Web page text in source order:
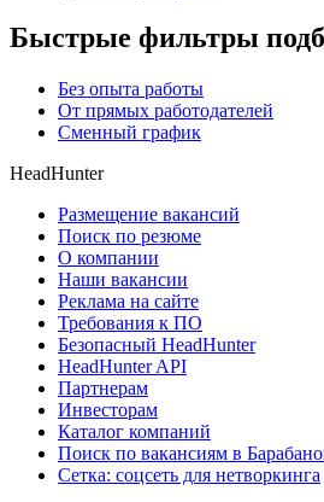
Быстрые фильтры
Без опыта работы
От прямых работодателей
Сменный график
HeadHunter
Размещение вакансий
Поиск по резюме
О компании
Наши вакансии
Реклама на сайте
Требования к ПО
Безопасный HeadHunter
HeadHunter API
Партнерам
Инвесторам
Каталог компаний
Поиск по вакансиям в
Сетка: соцсеть для нетворкинга